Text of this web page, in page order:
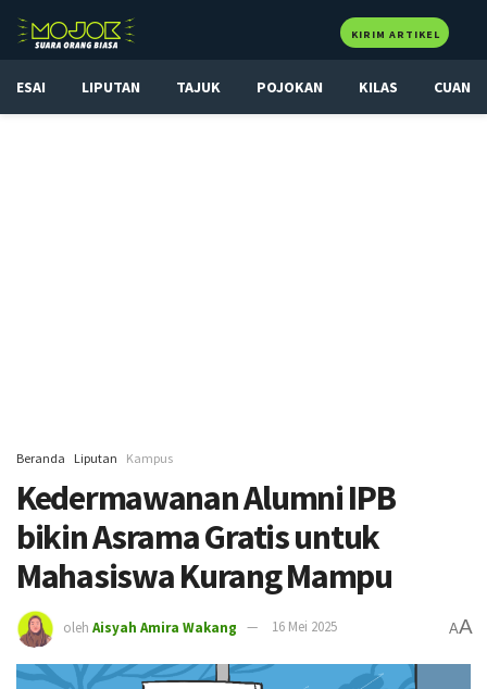
KIRIM ARTIKEL
ESAI LIPUTAN TAJUK POJOKAN KILAS CUAN
Beranda Liputan Kampus
Kedermawanan Alumni IPB
bikin Asrama Gratis untuk
Mahasiswa Kurang Mampu
oleh Aisyah Amira Wakang 16 Mei 2025 AA